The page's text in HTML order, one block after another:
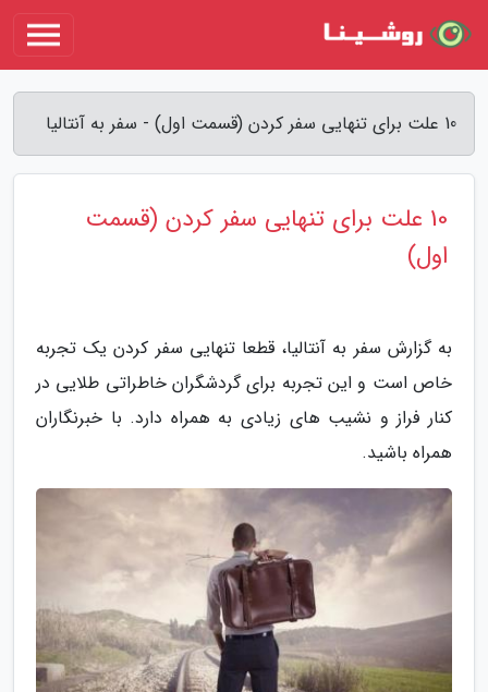
10 علت برای تنهایی سفر کردن (قسمت اول) - سفر به آنتالیا
10 علت برای تنهایی سفر کردن (قسمت
اول)
به گزارش سفر به آنتالیا، قطعا تنهایی سفر کردن یک تجربه
خاص است و این تجربه برای گردشگران خاطراتی طلایی در
کنار فراز و نشیب های زیادی به همراه دارد. با خبرنگاران
همراه باشید.